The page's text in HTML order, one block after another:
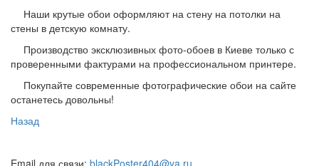
Наши крутые обои оформляют на стену на потолки на
стены в детскую комнату.
Производство эксклюзивных фото-обоев в Киеве только с
проверенными фактурами на профессиональном принтере.
Покупайте современные фотографические обои на сайте
останетесь довольны!
Назад
Email для связи: blackPoster404@ya.ru